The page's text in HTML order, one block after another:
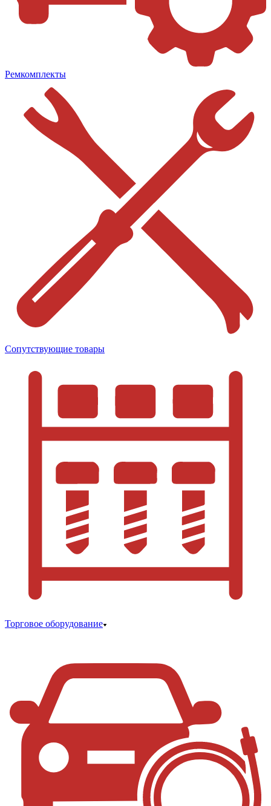
Ремкомплекты
Сопутствующие товары
Торговое оборудование